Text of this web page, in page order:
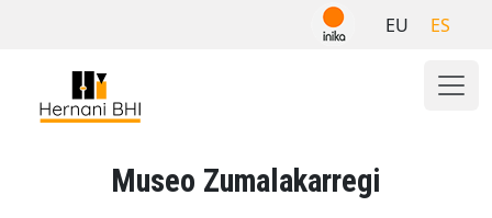
EU ES
Museo Zumalakarregi